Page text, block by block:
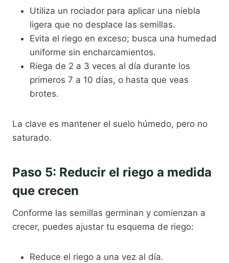
Utiliza un rociador para aplicar una niebla
ligera que no desplace las semillas.
Evita el riego en exceso; busca una humedad
uniforme sin encharcamientos.
Riega de 2 a 3 veces al día durante los
primeros 7 a 10 días, o hasta que veas
brotes.
La clave es mantener el suelo húmedo, pero no
saturado.
Paso 5: Reducir el riego a medida
que crecen
Conforme las semillas germinan y comienzan a
crecer, puedes ajustar tu esquema de riego:
Reduce el riego a una vez al día.